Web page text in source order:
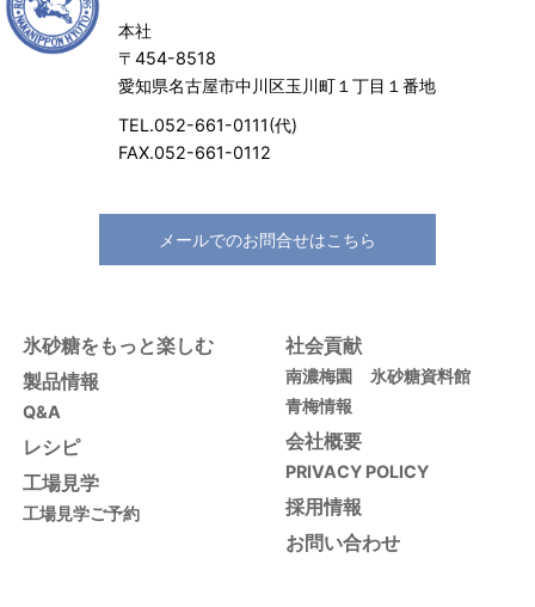
本社
〒454-8518
愛知県名古屋市中川区玉川町１丁目１番地
TEL.052-661-0111(代)
FAX.052-661-0112
メールでのお問合せはこちら
氷砂糖をもっと楽しむ
製品情報
Q&A
レシピ
工場見学
工場見学ご予約
社会貢献
南濃梅園
氷砂糖資料館
青梅情報
会社概要
PRIVACY POLICY
採用情報
お問い合わせ